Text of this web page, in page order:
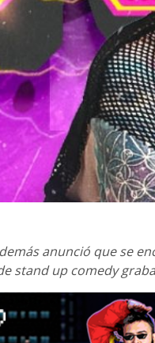
anunció que se
stand up comedy